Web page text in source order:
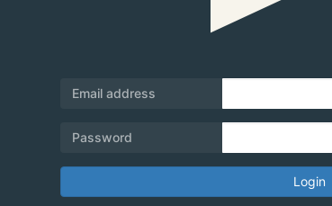
Email address
Password
Login